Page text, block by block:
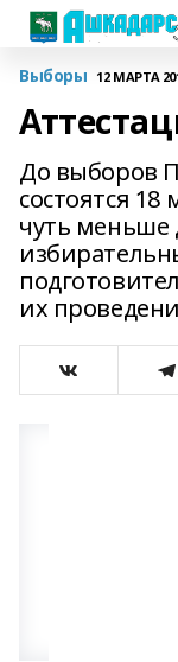
Выборы 12 МАРТА
До выборов
состоятся 18
чуть меньше
их